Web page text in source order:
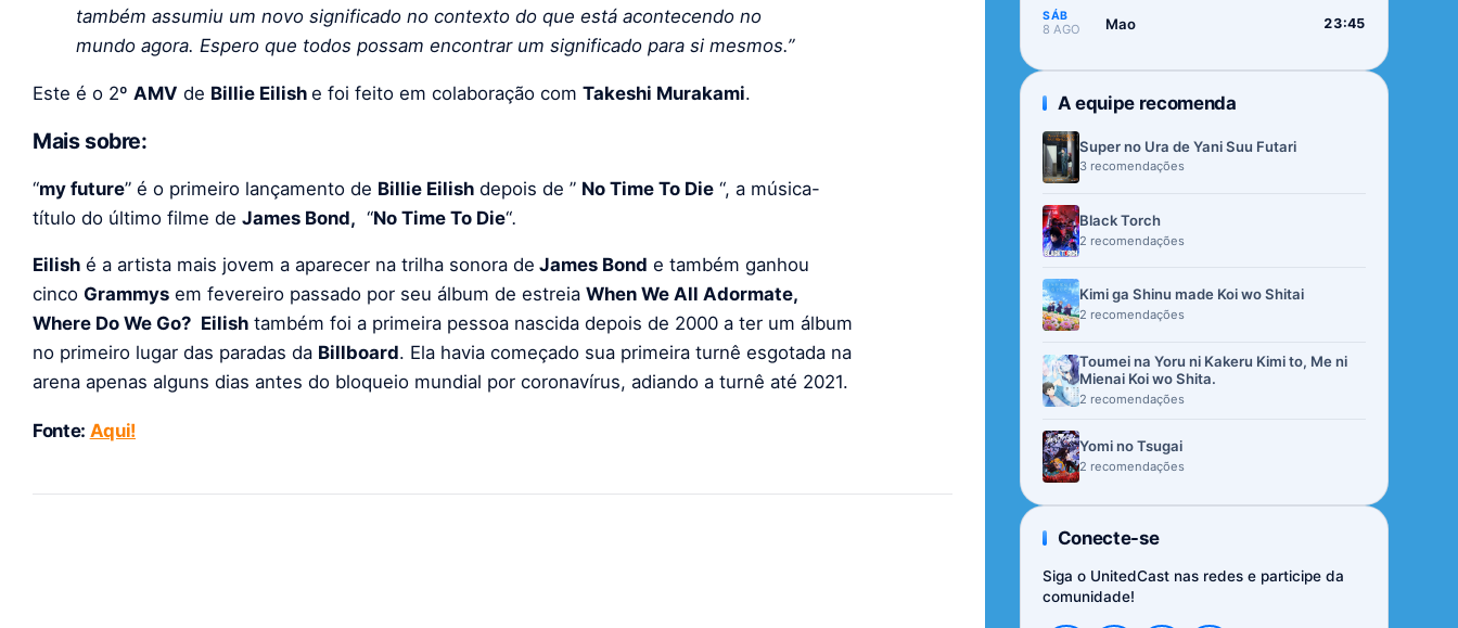
também assumiu um novo significado no contexto do que está acontecendo no
mundo agora. Espero que todos possam encontrar um significado para si mesmos.”
Este é o 2º AMV de Billie Eilish e foi feito em colaboração com Takeshi Murakami.
Mais sobre:
“my future” é o primeiro lançamento de Billie Eilish depois de ” No Time To Die “, a música-
título do último filme de James Bond, “No Time To Die“.
Eilish é a artista mais jovem a aparecer na trilha sonora de James Bond e também ganhou
cinco Grammys em fevereiro passado por seu álbum de estreia When We All Adormate,
Where Do We Go? Eilish também foi a primeira pessoa nascida depois de 2000 a ter um álbum
no primeiro lugar das paradas da Billboard. Ela havia começado sua primeira turnê esgotada na
arena apenas alguns dias antes do bloqueio mundial por coronavírus, adiando a turnê até 2021.
Fonte: Aqui!
SÁB
8 AGO Mao 23:45
A equipe recomenda
Super no Ura de Yani Suu Futari
3 recomendações
Black Torch
2 recomendações
Kimi ga Shinu made Koi wo Shitai
2 recomendações
Toumei na Yoru ni Kakeru Kimi to, Me ni
Mienai Koi wo Shita.
2 recomendações
Yomi no Tsugai
2 recomendações
Conecte-se
Siga o UnitedCast nas redes e participe da
comunidade!